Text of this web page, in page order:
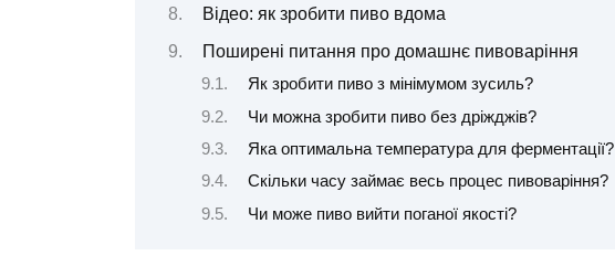
Відео: як зробити пиво вдома
Поширені питання про домашнє пивоваріння
Як зробити пиво з мінімумом зусиль?
Чи можна зробити пиво без дріжджів?
Яка оптимальна температура для ферментації?
Скільки часу займає весь процес пивоваріння?
Чи може пиво вийти поганої якості?